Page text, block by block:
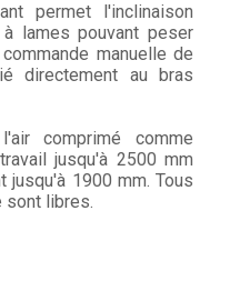
permet l'inclinaison
lames pouvant peser
manuelle de
directement au bras
comprimé comme
jusqu'à 2500 mm
jusqu'à 1900 mm. Tous
sont libres.